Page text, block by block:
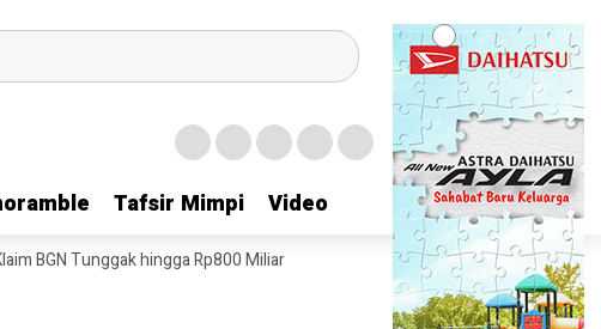
Tafsir Mimpi Video
Tafsir Mimpi Video
BGN Tunggak hingga Rp800 Miliar